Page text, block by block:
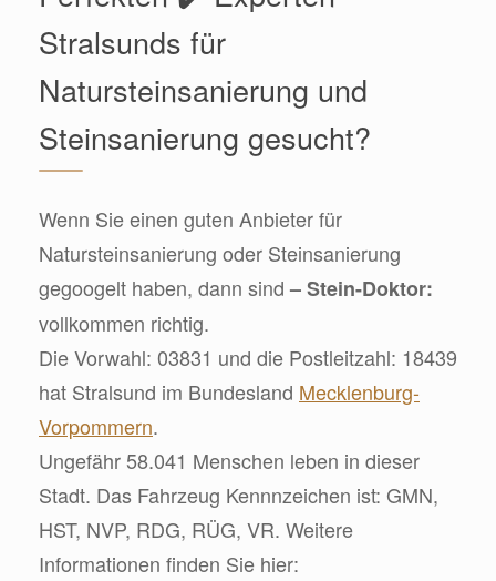
Stralsunds für
Natursteinsanierung und
Steinsanierung gesucht?
Wenn Sie einen guten Anbieter für
Natursteinsanierung oder Steinsanierung
gegoogelt haben, dann sind– Stein-Doktor:
vollkommen richtig.
Die Vorwahl: 03831 und die Postleitzahl: 18439
hat Stralsund im Bundesland Mecklenburg-
Vorpommern.
Ungefähr 58.041 Menschen leben in dieser
Stadt. Das Fahrzeug Kennnzeichen ist: GMN,
HST, NVP, RDG, RÜG, VR. Weitere
Informationen finden Sie hier: